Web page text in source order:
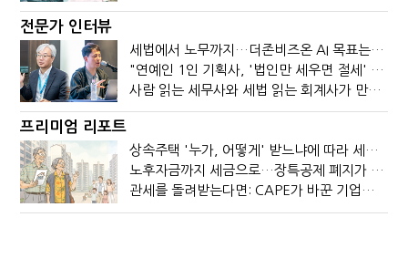
전문가 인터뷰
세법에서 노무까지…더존비즈온 AI 목표는 '전문가의 시간'
"연예인 1인 기획사, '법인만 세우면 절세' 시대 끝났다"
사람 읽는 세무사와 세법 읽는 회계사가 만나면?
프리미엄 리포트
상속주택 '누가, 어떻게' 받느냐에 따라 세금이 달라진다
노후자금까지 세금으로…장특공제 폐지가 부를 조세의 역설
관세를 돌려받는다면: CAPE가 바꾼 기업의 현금흐름